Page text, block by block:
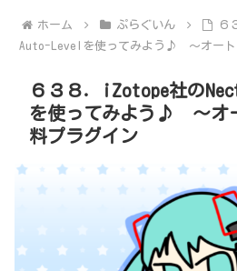
ホーム ぷらぐいん
６
Auto-Levelを使ってみよう♪ ～オー
６３８．iZotope社の
を使ってみよう♪ ～オ
料プラグイン